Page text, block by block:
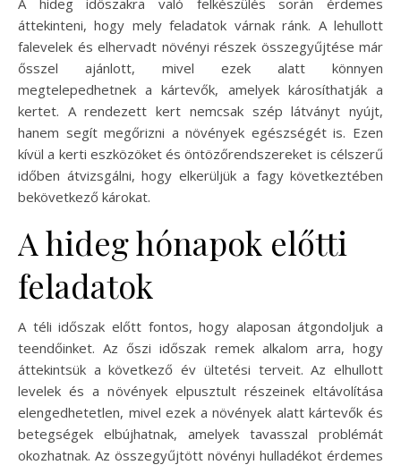
áttekinteni, hogy mely feladatok várnak ránk. A lehullott
falevelek és elhervadt növényi részek összegyűjtése már
ősszel ajánlott, mivel ezek alatt könnyen
megtelepedhetnek a kártevők, amelyek károsíthatják a
kertet. A rendezett kert nemcsak szép látványt nyújt,
hanem segít megőrizni a növények egészségét is. Ezen
kívül a kerti eszközöket és öntözőrendszereket is célszerű
időben átvizsgálni, hogy elkerüljük a fagy következtében
bekövetkező károkat.
A hideg hónapok előtti
feladatok
A téli időszak előtt fontos, hogy alaposan átgondoljuk a
teendőinket. Az őszi időszak remek alkalom arra, hogy
áttekintsük a következő év ültetési terveit. Az elhullott
levelek és a növények elpusztult részeinek eltávolítása
elengedhetetlen, mivel ezek a növények alatt kártevők és
betegségek elbújhatnak, amelyek tavasszal problémát
okozhatnak. Az összegyűjtött növényi hulladékot érdemes